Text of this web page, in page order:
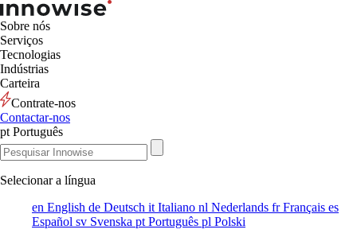
Sobre nós
Serviços
Tecnologias
Indústrias
Carteira
Contrate-nos
Contactar-nos
pt Português
Selecionar a língua
en English de Deutsch it Italiano nl Nederlands frFrançais es
Español sv Svenska pt Português pl Polski